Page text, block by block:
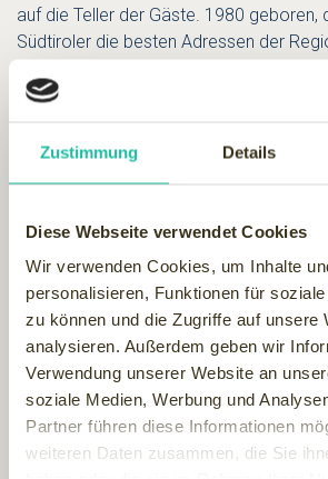
Zustimmung Details
Diese Webseite verwendet Cookies
Wir verwenden Cookies, um Inhalte
personalisieren, Funktionen für
zu können und die Zugriffe auf unsere
analysieren. Außerdem geben wir
Verwendung unserer Website an
soziale Medien, Werbung und
Partner führen diese Informationen
weiteren Daten zusammen, die Sie
auf die Teller der Gäste. 1980 geboren,
Südtiroler die besten Adressen der
berufen.